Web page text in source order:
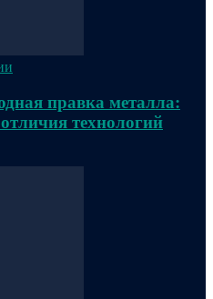
правка металла:
технологий